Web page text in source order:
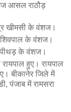
आसल राठौड़
खीमसी के वंशज।
के वंशज।
के वंशज।
हुए। रायपाल
बीकानेर जिले में
पंजाब में रामसरा